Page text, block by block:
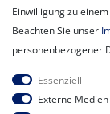
Newsletter
Newsletter
Honig
Einwilligung zu
Beachten Sie unser
personenbezogener
Essenziell
Externe Medien